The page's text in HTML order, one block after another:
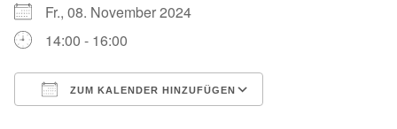
Fr., 08. November 2024
14:00 - 16:00
ZUM KALENDER HINZUFÜGEN